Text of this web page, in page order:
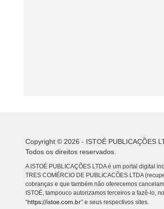
Copyright © 2026 - ISTOÉ PUBLICAÇÕES
Todos os direitos reservados.
A ISTOÉ PUBLICAÇÕES LTDA é um portal digital
TRES COMÉRCIO DE PUBLICACÕES LTDA
cobranças e que também não oferecemos
ISTOÉ, tampouco autorizamos terceiros a fazê-lo,
“https://istoe.com.br” e seus respectivos sites.